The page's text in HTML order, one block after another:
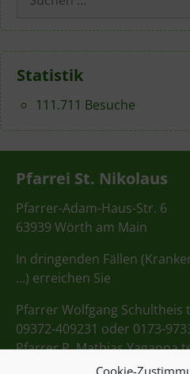
Cookie-
nach:
Statistik
111.711 Besuche
Pfarrei St. Nikolaus
Pfarrer-Adam-Haus-Str. 6
63939 Wörth am Main
In dringenden Fällen
…) erreichen Sie
Pfarrer Wolfgang Schultheis
09372-409231 oder 0173-
Pfarrer P. Mathias Yagappa